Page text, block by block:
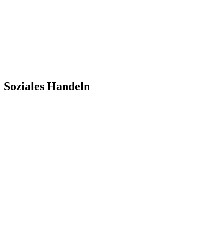
Soziales Handeln